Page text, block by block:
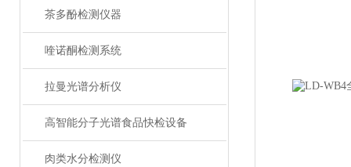
茶多酚检测仪器
喹诺酮检测系统
拉曼光谱分析仪
高智能分子光谱食品快检设备
肉类水分检测仪